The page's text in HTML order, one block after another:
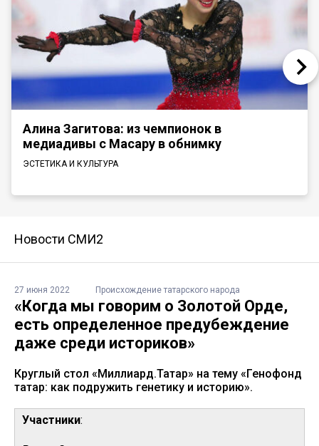
Алина Загитова: из чемпионок в
медиадивы с Масару в обнимку
ЭСТЕТИКА И КУЛЬТУРА
Новости СМИ2
27 июня 2022 Происхождение татарского народа
«Когда мы говорим о Золотой Орде,
есть определенное предубеждение
даже среди историков»
Круглый стол «Миллиард.Татар» на тему «Генофонд
татар: как подружить генетику и историю».
Участники: